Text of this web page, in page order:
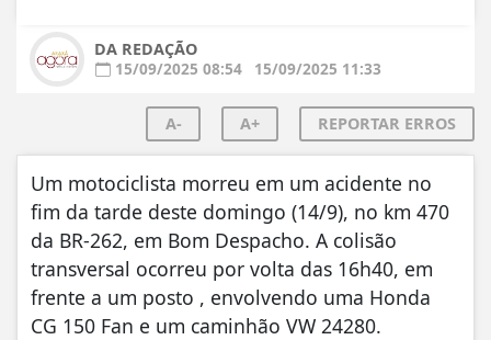
DA REDAÇÃO
15/09/2025 08:54
15/09/2025 11:33
A- A+ REPORTAR ERROS
Um motociclista morreu em um acidente no
fim da tarde deste domingo (14/9), no km 470
da BR-262, em Bom Despacho. A colisão
transversal ocorreu por volta das 16h40, em
frente a um posto , envolvendo uma Honda
CG 150 Fan e um caminhão VW 24280.